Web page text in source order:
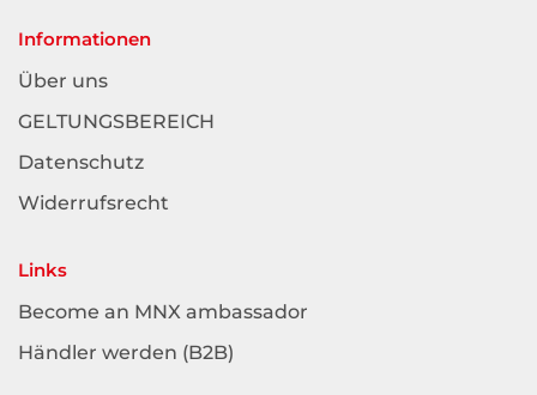
Informationen
Über uns
GELTUNGSBEREICH
Datenschutz
Widerrufsrecht
Links
Become an MNX ambassador
Händler werden (B2B)